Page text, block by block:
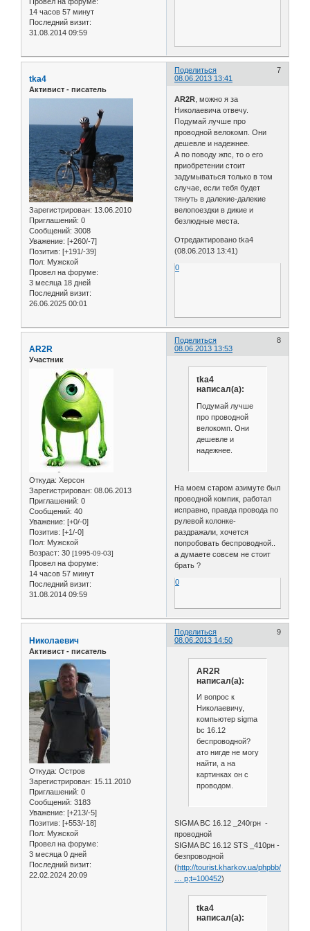
14 часов 57 минут
Последний визит:
31.08.2014 09:59
Поделиться
7
08.06.2013 13:41
tka4
Активист - писатель
Зарегистрирован: 13.06.2010
Приглашений: 0
Сообщений: 3008
Уважение: [+260/-7]
Позитив: [+191/-39]
Пол: Мужской
Провел на форуме:
3 месяца 18 дней
Последний визит:
26.06.2025 00:01
AR2R , можно я за
Николаевича отвечу.
Подумай лучше про
проводной велокомп. Они
дешевле и надежнее.
А по поводу жпс, то о его
приобретении стоит
задумываться только в том
случае, если тебя будет
тянуть в далекие-далекие
велопоездки в дикие и
безлюдные места.
Отредактировано tka4
(08.06.2013 13:41)
0
Поделиться
8
08.06.2013 13:53
AR2R
Участник
Откуда: Херсон
Зарегистрирован: 08.06.2013
Приглашений: 0
Сообщений: 40
Уважение: [+0/-0]
Позитив: [+1/-0]
Пол: Мужской
Возраст: 30 [1995-09-03]
Провел на форуме:
14 часов 57 минут
Последний визит:
31.08.2014 09:59
tka4
написал(а):
Подумай лучше
про проводной
велокомп. Они
дешевле и
надежнее.
На моем старом азимуте был
проводной компик, работал
исправно, правда провода по
рулевой колонке-
раздражали, хочется
попробовать беспроводной..
а думаете совсем не стоит
брать ?
0
Поделиться
9
08.06.2013 14:50
Николаевич
Активист - писатель
Откуда: Остров
Зарегистрирован: 15.11.2010
Приглашений: 0
Сообщений: 3183
Уважение: [+213/-5]
Позитив: [+553/-18]
Пол: Мужской
Провел на форуме:
3 месяца 0 дней
Последний визит:
22.02.2024 20:09
AR2R
написал(а):
И вопрос к
Николаевичу,
компьютер sigma
bc 16.12
беспроводной?
ато нигде не могу
найти, а на
картинках он с
проводом.
SIGMA BC 16.12 _240грн -
проводной
SIGMA BC 16.12 STS _410рн -
безпроводной
(http://tourist.kharkov.ua/phpbb/viewtop
… p;t=100452)
tka4
написал(а):